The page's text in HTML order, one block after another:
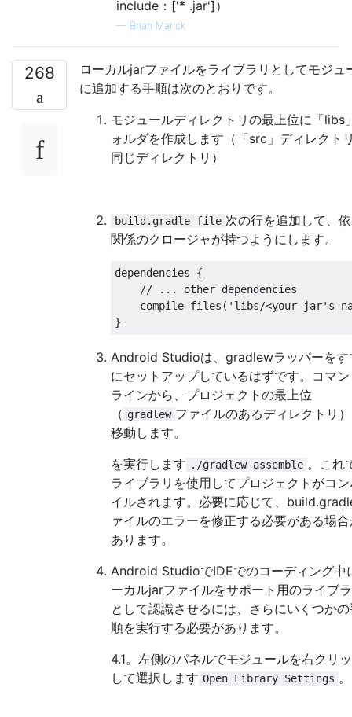
include：['* .jar']）
— Brian Marick
268
ローカルjarファイルをライブラリとしてモジュ
に追加する手順は次のとおりです。
モジュールディレクトリの最上位に「libs
ォルダを作成します（「src」ディレクト
同じディレクトリ）
build.gradle file 次の行を追加して、
関係のクロージャが持つようにします。
dependencies {
// ... other dependencies
    compile files
( 'libs/<your jar' s
}
Android Studioは、gradlewラッパーをす
にセットアップしているはずです。コマ
ラインから、プロジェクトの最上位
（ gradlew ファイルのあるディレクトリ
移動します。
を実行します ./gradlew assemble 。これ
ライブラリを使用してプロジェクトがコ
イルされます。必要に応じて、
ァイルのエラーを修正する必要がある場
あります。
Android StudioでIDEでのコーディング中
ーカルjarファイルをサポート用のライブ
として認識させるには、さらにいくつか
順を実行する必要があります。
4.1。左側のパネルでモジュールを右クリ
して選択します Open Library Settings 。